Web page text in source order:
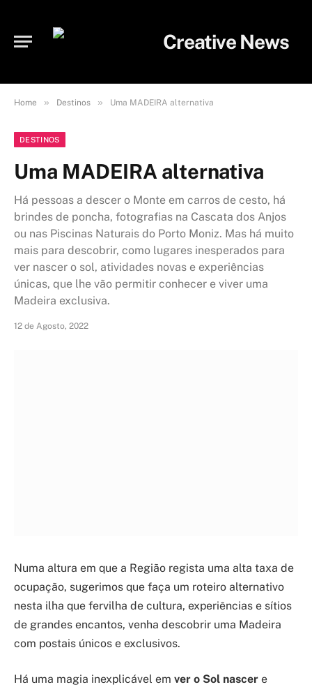
Home » Destinos » Uma MADEIRA alternativa
DESTINOS
Uma MADEIRA alternativa
Há pessoas a descer o Monte em carros de cesto, há
brindes de poncha, fotografias na Cascata dos Anjos
ou nas Piscinas Naturais do Porto Moniz. Mas há muito
mais para descobrir, como lugares inesperados para
ver nascer o sol, atividades novas e experiências
únicas, que lhe vão permitir conhecer e viver uma
Madeira exclusiva.
12 de Agosto, 2022
Numa altura em que a Região regista uma alta taxa de
ocupação, sugerimos que faça um roteiro alternativo
nesta ilha que fervilha de cultura, experiências e sítios
de grandes encantos, venha descobrir uma Madeira
com postais únicos e exclusivos.
Há uma magia inexplicável em ver o Sol nascer e